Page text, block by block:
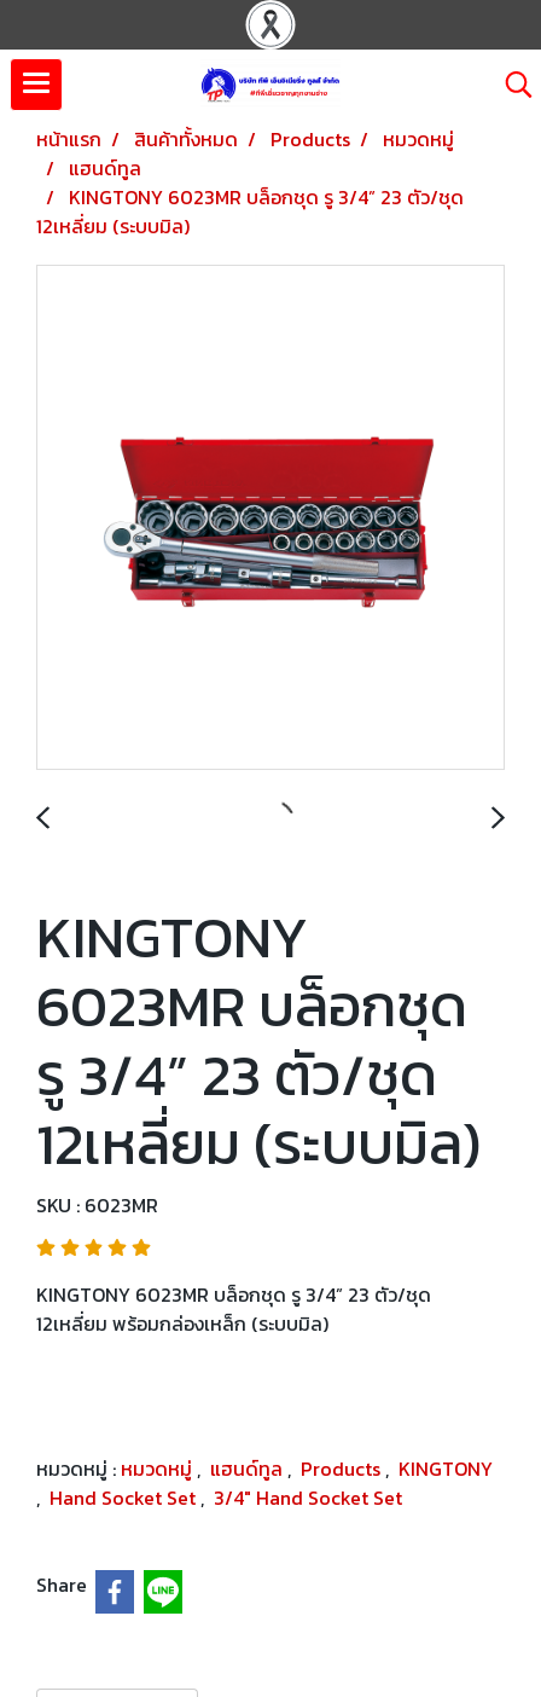
หน้าแรก สินค้าทั้งหมด Products
หมวดหมู่
แฮนด์ทูล
KINGTONY 6023MR บล็อกชุด รู 3/4” 23 ตัว/ชุด
12เหลี่ยม (ระบบมิล)
KINGTONY
6023MR บล็อกชุด
รู 3/4” 23 ตัว/ชุด
12เหลี่ยม (ระบบมิล)
SKU : 6023MR
KINGTONY 6023MR บล็อกชุด รู 3/4” 23 ตัว/ชุด
12เหลี่ยม พร้อมกล่องเหล็ก (ระบบมิล)
หมวดหมู่ : หมวดหมู่ , แฮนด์ทูล , Products , KINGTONY
, Hand Socket Set , 3/4" Hand Socket Set
Share